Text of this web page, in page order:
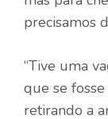
precisamos
“Tive uma
que se
retirando a